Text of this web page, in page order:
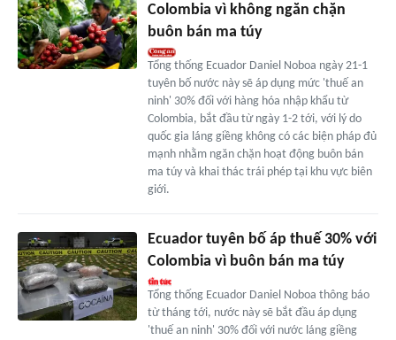
Colombia vì không ngăn chặn
buôn bán ma túy
Tổng thống Ecuador Daniel Noboa ngày 21-1
tuyên bố nước này sẽ áp dụng mức 'thuế an
ninh' 30% đối với hàng hóa nhập khẩu từ
Colombia, bắt đầu từ ngày 1-2 tới, với lý do
quốc gia láng giềng không có các biện pháp đủ
mạnh nhằm ngăn chặn hoạt động buôn bán
ma túy và khai thác trái phép tại khu vực biên
giới.
Ecuador tuyên bố áp thuế 30% với
Colombia vì buôn bán ma túy
Tổng thống Ecuador Daniel Noboa thông báo
từ tháng tới, nước này sẽ bắt đầu áp dụng
'thuế an ninh' 30% đối với nước láng giềng